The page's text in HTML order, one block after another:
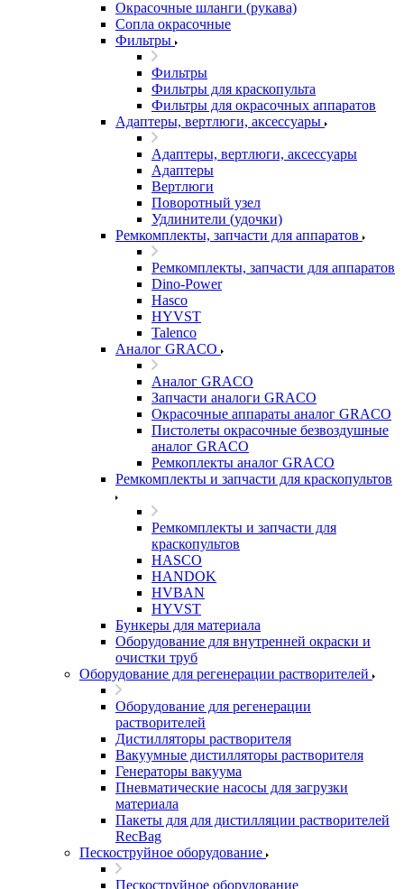
Окрасочные шланги (рукава)
Сопла окрасочные
Фильтры
Фильтры
Фильтры для краскопульта
Фильтры для окрасочных аппаратов
Адаптеры, вертлюги, аксессуары
Адаптеры, вертлюги, аксессуары
Адаптеры
Вертлюги
Поворотный узел
Удлинители (удочки)
Ремкомплекты, запчасти для аппаратов
Ремкомплекты, запчасти для аппаратов
Dino-Power
Hasco
HYVST
Talenco
Аналог GRACO
Аналог GRACO
Запчасти аналоги GRACO
Окрасочные аппараты аналог GRACO
Пистолеты окрасочные безвоздушные
аналог GRACO
Ремкоплекты аналог GRACO
Ремкомплекты и запчасти для краскопультов
Ремкомплекты и запчасти для
краскопультов
HASCO
HANDOK
HVBAN
HYVST
Бункеры для материала
Оборудование для внутренней окраски и
очистки труб
Оборудование для регенерации растворителей
Оборудование для регенерации
растворителей
Дистилляторы растворителя
Вакуумные дистилляторы растворителя
Генераторы вакуума
Пневматические насосы для загрузки
материала
Пакеты для для дистилляции растворителей
RecBag
Пескоструйное оборудование
Пескоструйное оборудование